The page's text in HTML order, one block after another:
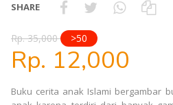
SHARE
Rp. 35,000 >50
Rp. 12,000
Buku cerita anak Islami bergambar